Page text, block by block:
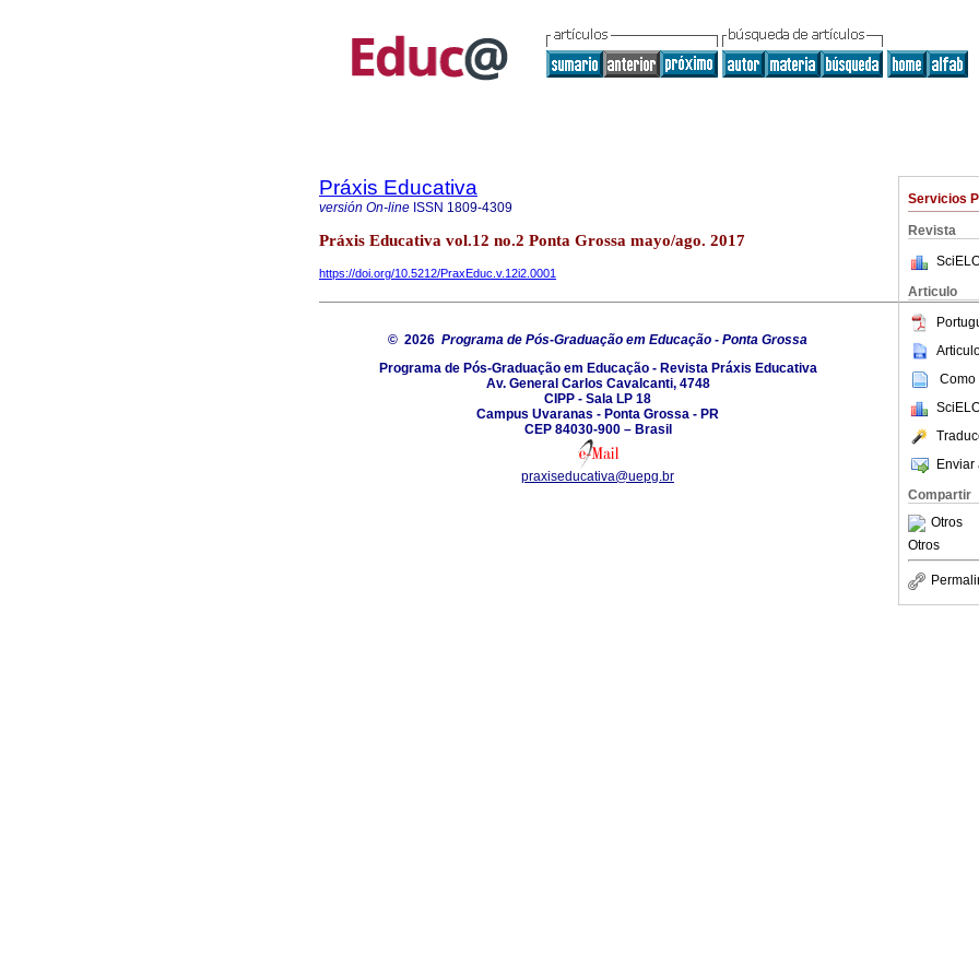
Servicios
Revista
Articulo
Como
Enviar
Compartir
Otros
Otros
Práxis Educativa
versión On-line ISSN 1809-4309
Práxis Educativa vol.12 no.2 Ponta Grossa mayo/ago. 2017
https://doi.org/10.5212/PraxEduc.v.12i2.0001
© 2026 Programa de Pós-Graduação em Educação - Ponta Grossa
Programa de Pós-Graduação em Educação - Revista Práxis Educativa
Av. General Carlos Cavalcanti, 4748
CIPP - Sala LP 18
Campus Uvaranas - Ponta Grossa - PR
CEP 84030-900 – Brasil
praxiseducativa@uepg.br